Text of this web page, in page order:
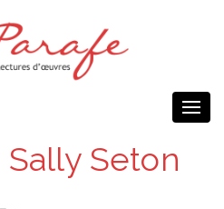
Sally Seton